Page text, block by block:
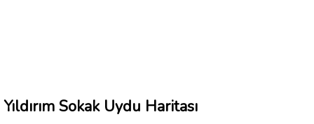
Yıldırım Sokak Uydu Haritası